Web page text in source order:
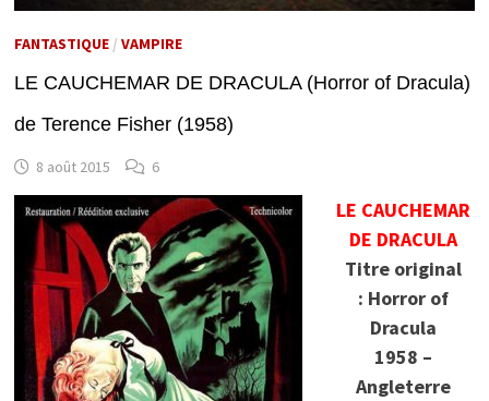
FANTASTIQUE/ VAMPIRE
LE CAUCHEMAR DE DRACULA (Horror of Dracula)
de Terence Fisher (1958)
8 août 2015 6
LE CAUCHEMAR
DE DRACULA
Titre original
: Horror of
Dracula
1958 –
Angleterre